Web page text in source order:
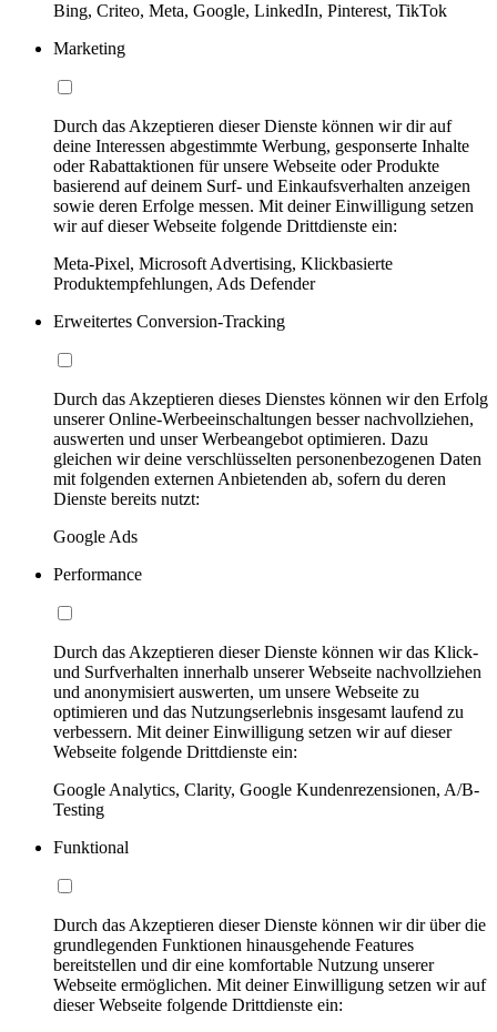
Bing, Criteo, Meta, Google, LinkedIn, Pinterest, TikTok
Marketing
Durch das Akzeptieren dieser Dienste können wir dir auf
deine Interessen abgestimmte Werbung, gesponserte Inhalte
oder Rabattaktionen für unsere Webseite oder Produkte
basierend auf deinem Surf- und Einkaufsverhalten anzeigen
sowie deren Erfolge messen. Mit deiner Einwilligung setzen
wir auf dieser Webseite folgende Drittdienste ein:
Meta-Pixel, Microsoft Advertising, Klickbasierte
Produktempfehlungen, Ads Defender
Erweitertes Conversion-Tracking
Durch das Akzeptieren dieses Dienstes können wir den Erfolg
unserer Online-Werbeeinschaltungen besser nachvollziehen,
auswerten und unser Werbeangebot optimieren. Dazu
gleichen wir deine verschlüsselten personenbezogenen Daten
mit folgenden externen Anbietenden ab, sofern du deren
Dienste bereits nutzt:
Google Ads
Performance
Durch das Akzeptieren dieser Dienste können wir das Klick-
und Surfverhalten innerhalb unserer Webseite nachvollziehen
und anonymisiert auswerten, um unsere Webseite zu
optimieren und das Nutzungserlebnis insgesamt laufend zu
verbessern. Mit deiner Einwilligung setzen wir auf dieser
Webseite folgende Drittdienste ein:
Google Analytics, Clarity, Google Kundenrezensionen, A/B-
Testing
Funktional
Durch das Akzeptieren dieser Dienste können wir dir über die
grundlegenden Funktionen hinausgehende Features
bereitstellen und dir eine komfortable Nutzung unserer
Webseite ermöglichen. Mit deiner Einwilligung setzen wir auf
dieser Webseite folgende Drittdienste ein: